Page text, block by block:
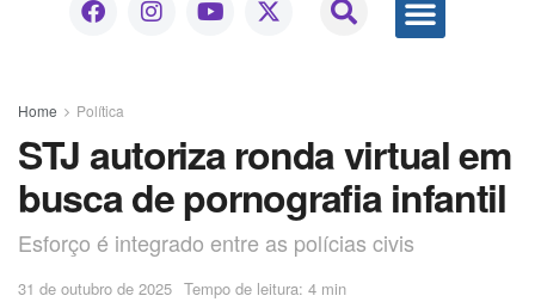
Home Política
STJ autoriza ronda virtual em
busca de pornografia infantil
Esforço é integrado entre as polícias civis
31 de outubro de 2025 Tempo de leitura: 4 min